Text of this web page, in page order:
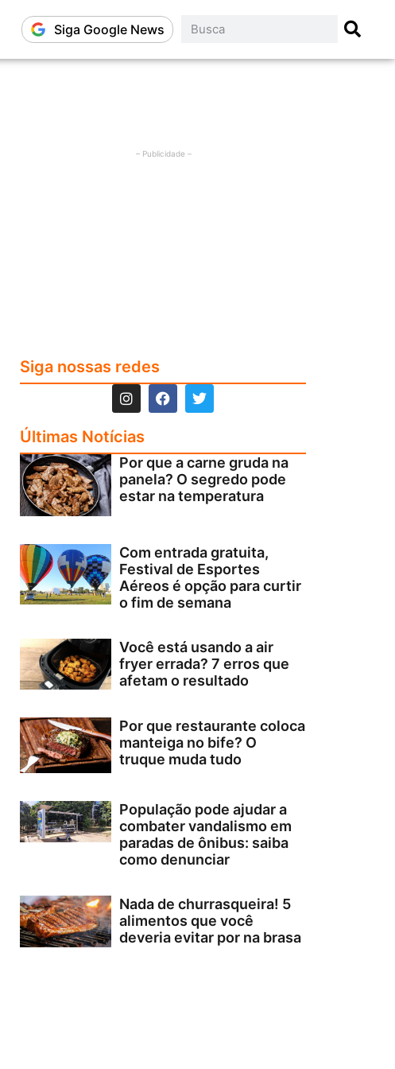
Siga Google News
– Publicidade –
Siga nossas redes
Últimas Notícias
Por que a carne gruda na
panela? O segredo pode
estar na temperatura
Com entrada gratuita,
Festival de Esportes
Aéreos é opção para curtir
o fim de semana
Você está usando a air
fryer errada? 7 erros que
afetam o resultado
Por que restaurante coloca
manteiga no bife? O
truque muda tudo
População pode ajudar a
combater vandalismo em
paradas de ônibus: saiba
como denunciar
Nada de churrasqueira! 5
alimentos que você
deveria evitar por na brasa